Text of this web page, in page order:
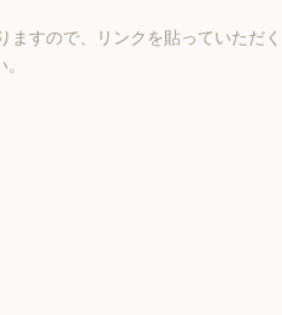
ますので、リンクを貼っていただく